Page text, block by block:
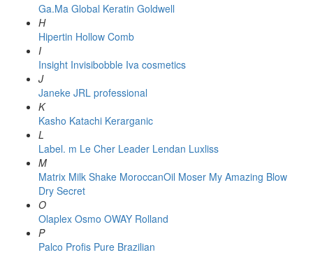
Ga.Ma Global Keratin Goldwell
H
Hipertin Hollow Comb
I
Insight Invisibobble Iva cosmetics
J
Janeke JRL professional
K
Kasho Katachi Kerarganic
L
Label. m Le Cher Leader Lendan Luxliss
M
Matrix Milk Shake MoroccanOil Moser My Amazing Blow
Dry Secret
O
Olaplex Osmo OWAY Rolland
P
Palco Profis Pure Brazilian